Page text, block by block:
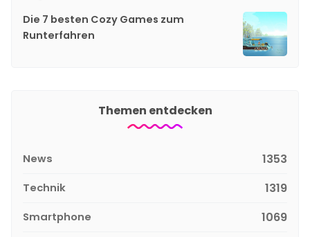
Die 7 besten Cozy Games zum
Runterfahren
Themen entdecken
News 1353
Technik 1319
Smartphone 1069